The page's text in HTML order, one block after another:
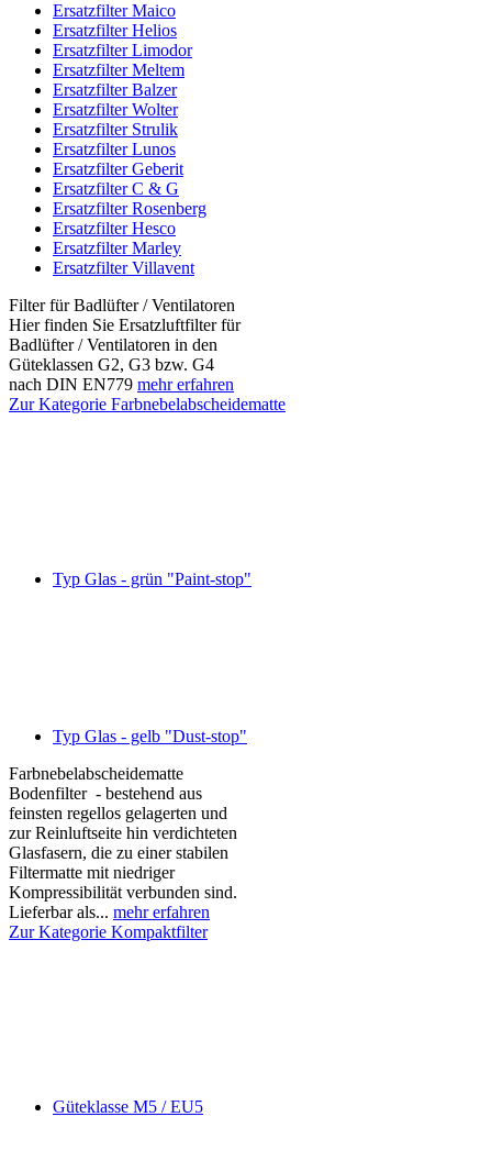
Ersatzfilter Maico
Ersatzfilter Helios
Ersatzfilter Limodor
Ersatzfilter Meltem
Ersatzfilter Balzer
Ersatzfilter Wolter
Ersatzfilter Strulik
Ersatzfilter Lunos
Ersatzfilter Geberit
Ersatzfilter C & G
Ersatzfilter Rosenberg
Ersatzfilter Hesco
Ersatzfilter Marley
Ersatzfilter Villavent
Filter für Badlüfter / Ventilatoren
Hier finden Sie Ersatzluftfilter für
Badlüfter / Ventilatoren in den
Güteklassen G2, G3 bzw. G4
nach DIN EN779 mehr erfahren
Zur Kategorie Farbnebelabscheidematte
Typ Glas - grün "Paint-stop"
Typ Glas - gelb "Dust-stop"
Farbnebelabscheidematte
Bodenfilter - bestehend aus
feinsten regellos gelagerten und
zur Reinluftseite hin verdichteten
Glasfasern, die zu einer stabilen
Filtermatte mit niedriger
Kompressibilität verbunden sind.
Lieferbar als... mehr erfahren
Zur Kategorie Kompaktfilter
Güteklasse M5 / EU5